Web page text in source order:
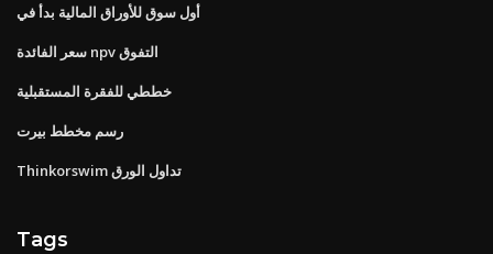
أول سوق للأوراق المالية بدأ في
سعر الفائدة npv التفوق
خططي للفقرة المستقبلية
رسم مخطط بيرت
Thinkorswim تداول الورق
Tags